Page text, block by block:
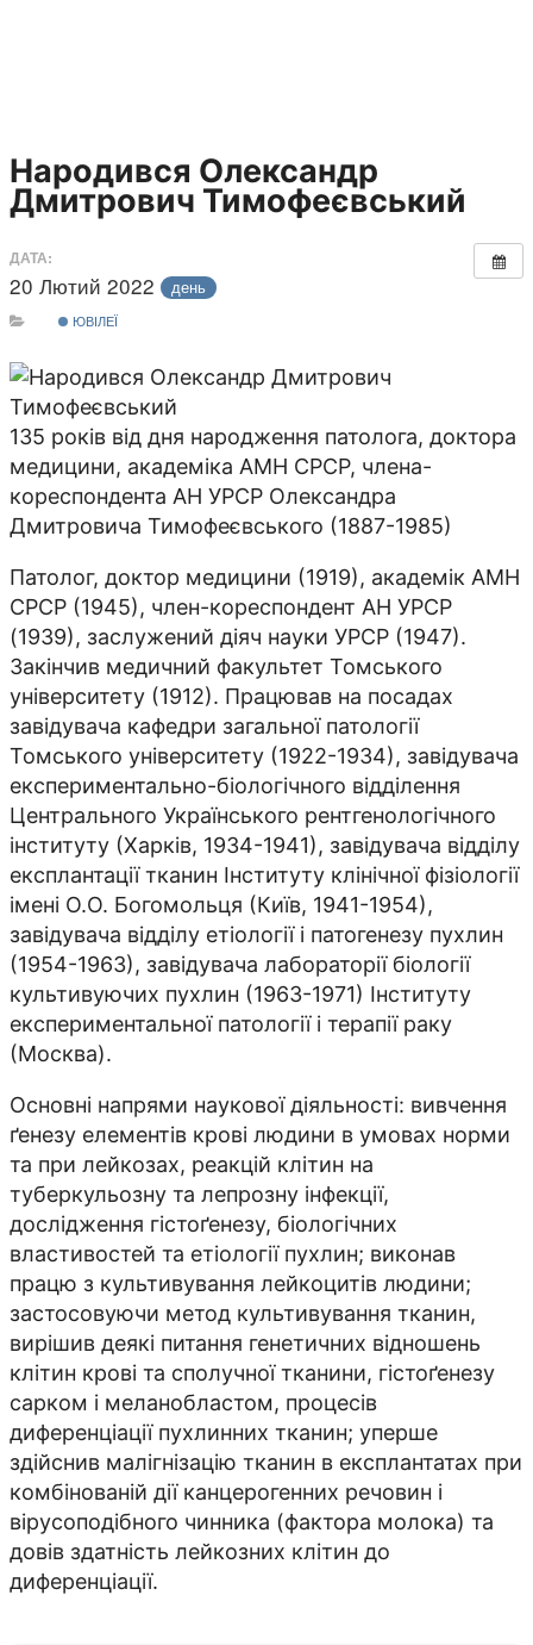
Народився Олександр
Дмитрович Тимофеєвський
ДАТА:
20 Лютий 2022 день
ЮВІЛЕЇ
135 років від дня народження патолога, доктора
медицини, академіка АМН СРСР, члена-
кореспондента АН УРСР Олександра
Дмитровича Тимофеєвського (1887-1985)
Патолог, доктор медицини (1919), академік АМН
СРСР (1945), член-кореспондент АН УРСР
(1939), заслужений діяч науки УРСР (1947).
Закінчив медичний факультет Томського
університету (1912). Працював на посадах
завідувача кафедри загальної патології
Томського університету (1922-1934), завідувача
експериментально-біологічного відділення
Центрального Українського рентгенологічного
інституту (Харків, 1934-1941), завідувача відділу
експлантації тканин Інституту клінічної фізіології
імені О.О. Богомольця (Київ, 1941-1954),
завідувача відділу етіології і патогенезу пухлин
(1954-1963), завідувача лабораторії біології
культивуючих пухлин (1963-1971) Інституту
експериментальної патології і терапії раку
(Москва).
Основні напрями наукової діяльності: вивчення
ґенезу елементів крові людини в умовах норми
та при лейкозах, реакцій клітин на
туберкульозну та лепрозну інфекції,
дослідження гістоґенезу, біологічних
властивостей та етіології пухлин; виконав
працю з культивування лейкоцитів людини;
застосовуючи метод культивування тканин,
вирішив деякі питання генетичних відношень
клітин крові та сполучної тканини, гістоґенезу
сарком і меланобластом, процесів
диференціації пухлинних тканин; уперше
здійснив малігнізацію тканин в експлантатах при
комбінованій дії канцерогенних речовин і
вірусоподібного чинника (фактора молока) та
довів здатність лейкозних клітин до
диференціації.